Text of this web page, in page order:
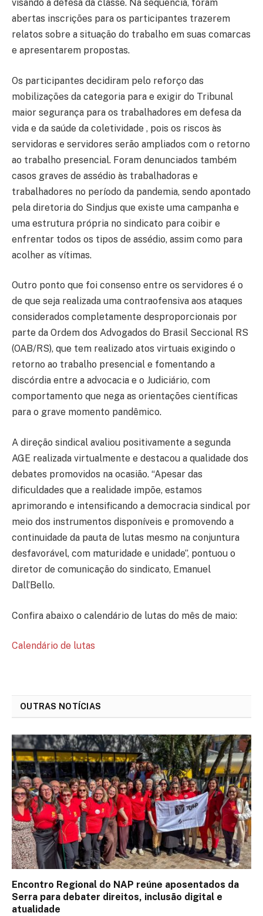
visando à defesa da classe. Na sequência, foram
abertas inscrições para os participantes trazerem
relatos sobre a situação do trabalho em suas comarcas
e apresentarem propostas.
Os participantes decidiram pelo reforço das
mobilizações da categoria para e exigir do Tribunal
maior segurança para os trabalhadores em defesa da
vida e da saúde da coletividade , pois os riscos às
servidoras e servidores serão ampliados com o retorno
ao trabalho presencial. Foram denunciados também
casos graves de assédio às trabalhadoras e
trabalhadores no período da pandemia, sendo apontado
pela diretoria do Sindjus que existe uma campanha e
uma estrutura própria no sindicato para coibir e
enfrentar todos os tipos de assédio, assim como para
acolher as vítimas.
Outro ponto que foi consenso entre os servidores é o
de que seja realizada uma contraofensiva aos ataques
considerados completamente desproporcionais por
parte da Ordem dos Advogados do Brasil Seccional RS
(OAB/RS), que tem realizado atos virtuais exigindo o
retorno ao trabalho presencial e fomentando a
discórdia entre a advocacia e o Judiciário, com
comportamento que nega as orientações científicas
para o grave momento pandêmico.
A direção sindical avaliou positivamente a segunda
AGE realizada virtualmente e destacou a qualidade dos
debates promovidos na ocasião. “Apesar das
dificuldades que a realidade impõe, estamos
aprimorando e intensificando a democracia sindical por
meio dos instrumentos disponíveis e promovendo a
continuidade da pauta de lutas mesmo na conjuntura
desfavorável, com maturidade e unidade”, pontuou o
diretor de comunicação do sindicato, Emanuel
Dall’Bello.
Confira abaixo o calendário de lutas do mês de maio:
Calendário de lutas
OUTRAS NOTÍCIAS
Encontro Regional do NAP reúne aposentados da
Serra para debater direitos, inclusão digital e
atualidade